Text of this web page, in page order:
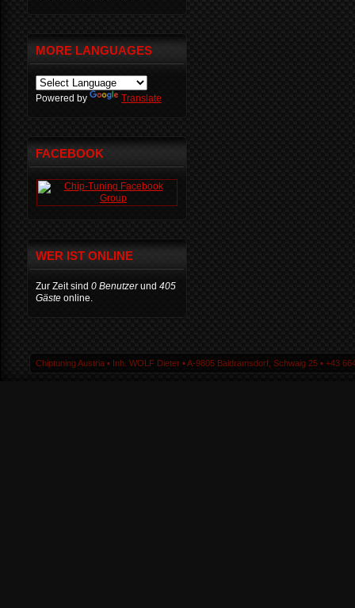
MORE LANGUAGES
Powered by Translate
FACEBOOK
WER IST ONLINE
Zur Zeit sind 0 Benutzerund 405
Gäste online.
Chiptuning Austria ▪ Inh. WOLF Dieter ▪ A-9805 Baldramsdorf, Schwaig 25 ▪ +43